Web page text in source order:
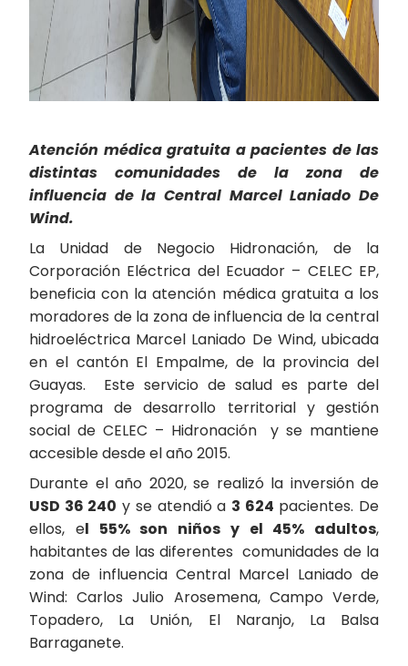
Atención médica gratuita a pacientes de las
distintas comunidades de la zona de
influencia de la Central Marcel Laniado De
Wind.
La Unidad de Negocio Hidronación, de la
Corporación Eléctrica del Ecuador – CELEC EP,
beneficia con la atención médica gratuita a los
moradores de la zona de influencia de la central
hidroeléctrica Marcel Laniado De Wind, ubicada
en el cantón El Empalme, de la provincia del
Guayas. Este servicio de salud es parte del
programa de desarrollo territorial y gestión
social de CELEC – Hidronación y se mantiene
accesible desde el año 2015.
Durante el año 2020, se realizó la inversión de
USD 36 240 y se atendió a 3 624 pacientes. De
ellos, el 55% son niños y el 45% adultos,
habitantes de las diferentes comunidades de la
zona de influencia Central Marcel Laniado de
Wind: Carlos Julio Arosemena, Campo Verde,
Topadero, La Unión, El Naranjo, La Balsa
Barraganete.